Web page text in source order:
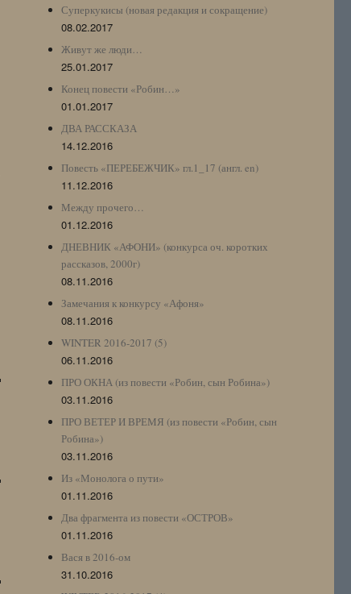
Суперкукисы (новая редакция и сокращение)
08.02.2017
Живут же люди…
25.01.2017
Конец повести «Робин…»
01.01.2017
ДВА РАССКАЗА
14.12.2016
Повесть «ПЕРЕБЕЖЧИК» гл.1_17 (англ. en)
11.12.2016
Между прочего…
01.12.2016
ДНЕВНИК «АФОНИ» (конкурса оч. коротких
рассказов, 2000г)
08.11.2016
Замечания к конкурсу «Афоня»
08.11.2016
WINTER 2016-2017 (5)
06.11.2016
ПРО ОКНА (из повести «Робин, сын Робина»)
03.11.2016
ПРО ВЕТЕР И ВРЕМЯ (из повести «Робин, сын
Робина»)
03.11.2016
Из «Монолога о пути»
01.11.2016
Два фрагмента из повести «ОСТРОВ»
01.11.2016
Вася в 2016-ом
31.10.2016